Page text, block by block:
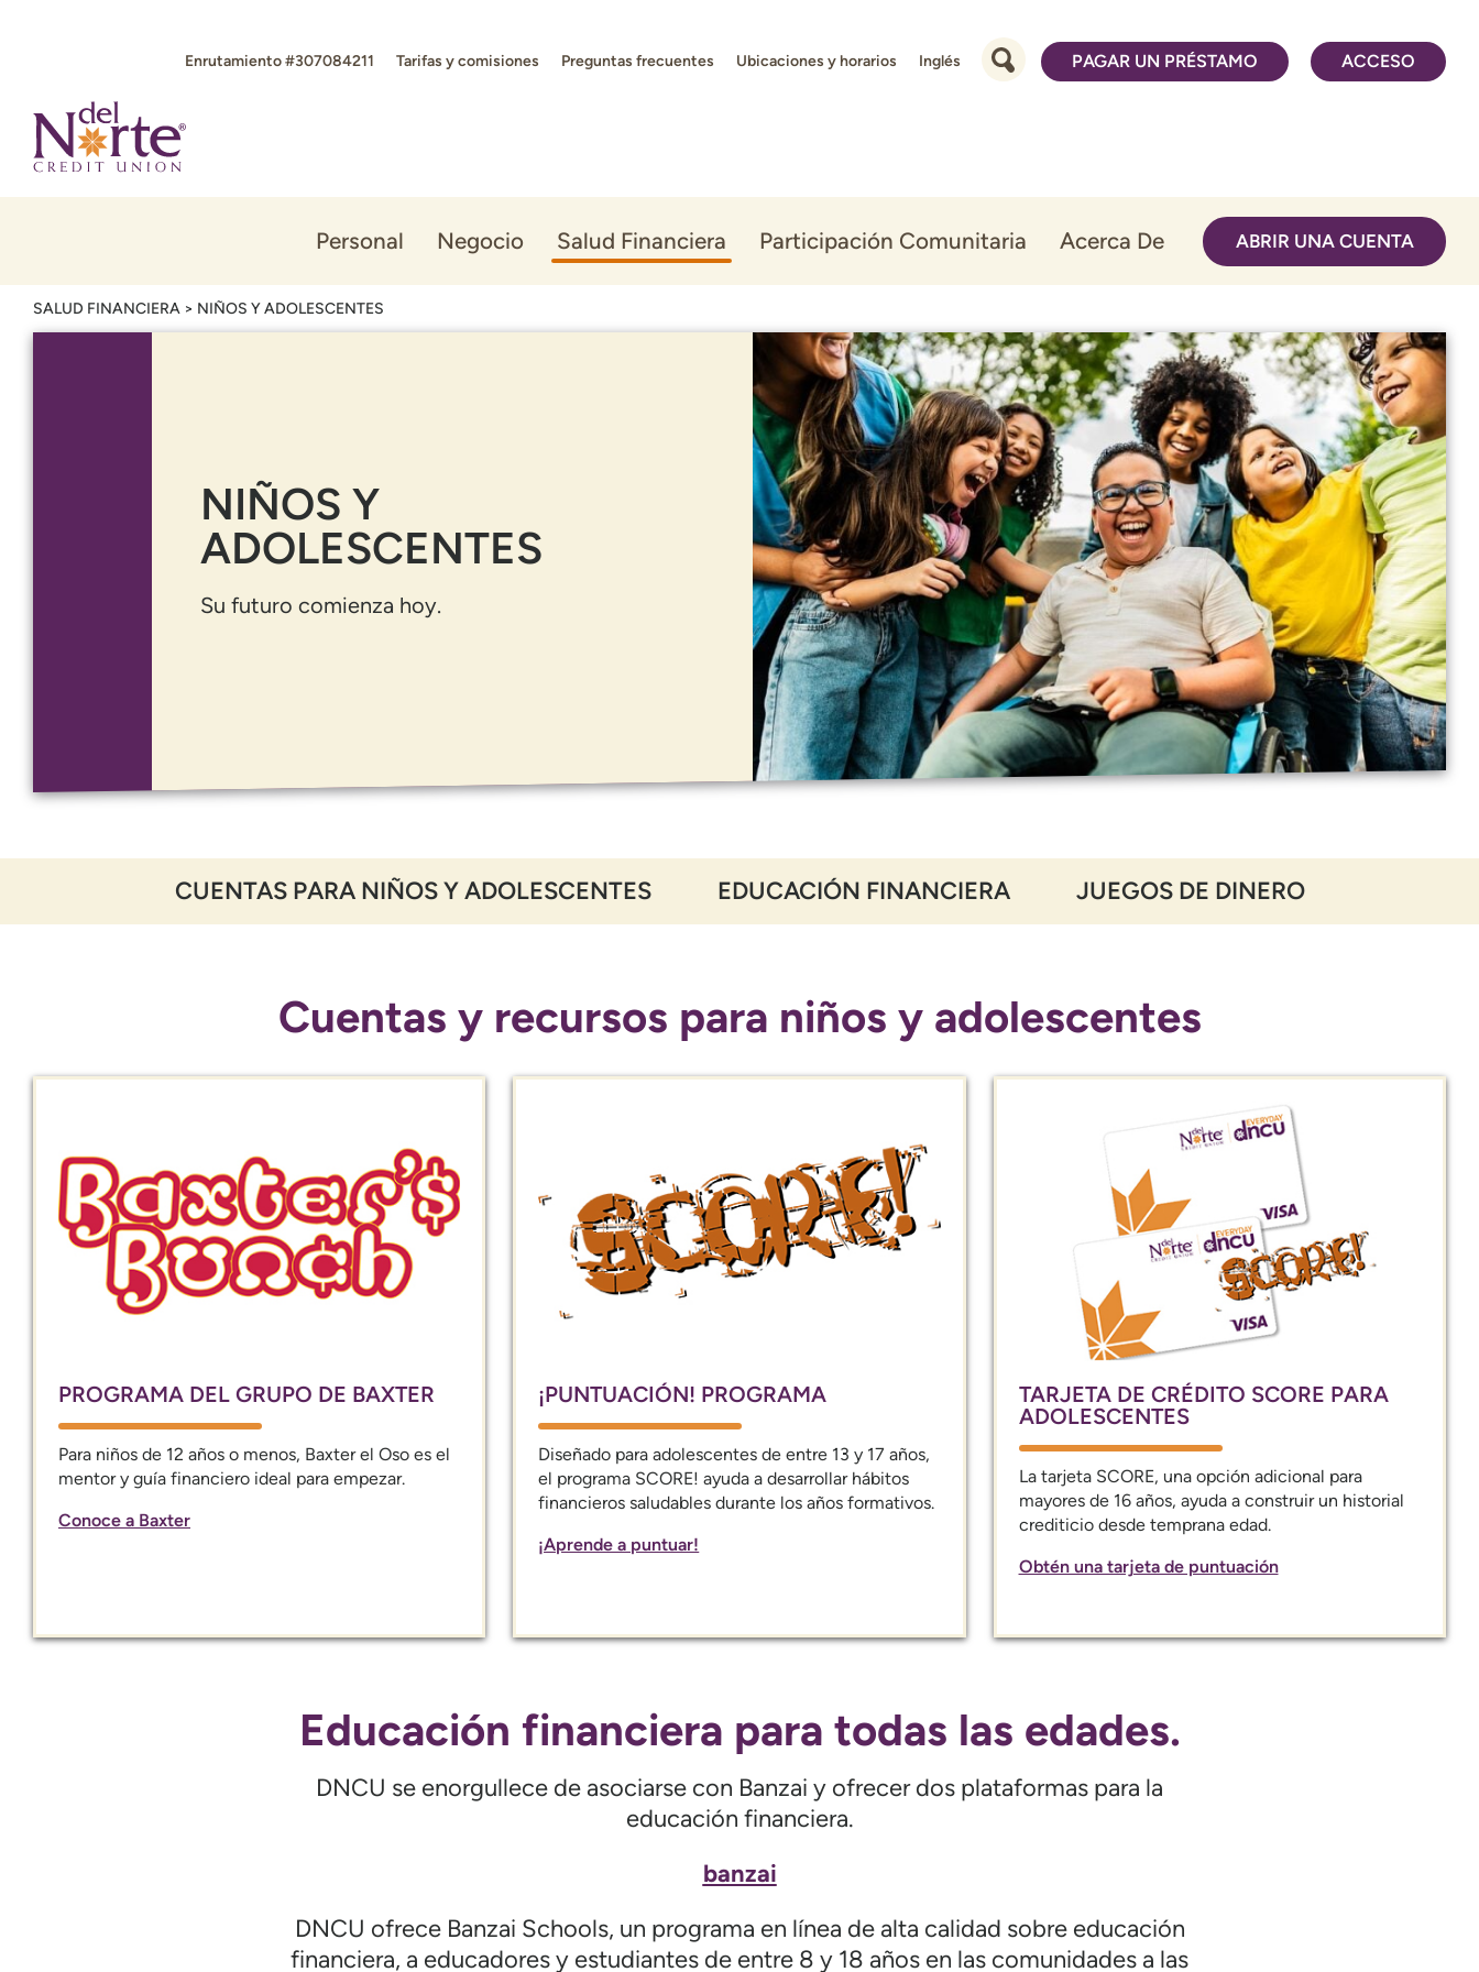
sesión
banca
en
Enrutamiento #307084211 Tarifas y comisiones Preguntas frecuentes Ubicaciones y horarios Inglés PAGAR UN PRÉSTAMO ACCESO
Personal Negocio Salud Financiera Participación Comunitaria Acerca De ABRIR UNA CUENTA
SALUD FINANCIERA > NIÑOS Y ADOLESCENTES
NIÑOS Y
ADOLESCENTES
Su futuro comienza hoy.
CUENTAS PARA NIÑOS Y ADOLESCENTES EDUCACIÓN FINANCIERA JUEGOS DE DINERO
Cuentas y recursos para niños y adolescentes
PROGRAMA DEL GRUPO DE BAXTER
Para niños de 12 años o menos, Baxter el Oso es el
mentor y guía financiero ideal para empezar.
Conoce a Baxter
¡PUNTUACIÓN! PROGRAMA
Diseñado para adolescentes de entre 13 y 17 años,
el programa SCORE! ayuda a desarrollar hábitos
financieros saludables durante los años formativos.
¡Aprende a puntuar!
TARJETA DE CRÉDITO SCORE PARA
ADOLESCENTES
La tarjeta SCORE, una opción adicional para
mayores de 16 años, ayuda a construir un historial
crediticio desde temprana edad.
Obtén una tarjeta de puntuación
Educación financiera para todas las edades.
DNCU se enorgullece de asociarse con Banzai y ofrecer dos plataformas para la
educación financiera.
banzai
DNCU ofrece Banzai Schools, un programa en línea de alta calidad sobre educación
financiera, a educadores y estudiantes de entre 8 y 18 años en las comunidades a las